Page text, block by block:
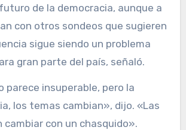
de la democracia, aunque a
con otros sondeos que sugieren
sigue siendo un problema
gran parte del país, señaló.
parece insuperable, pero la
los temas cambian», dijo. «Las
cambiar con un chasquido».